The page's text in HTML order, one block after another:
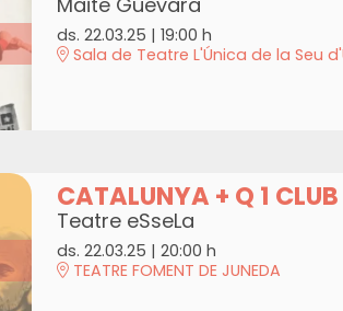
ds. 22.03.25 | 19:00 h
Sala de Teatre L'Única de la Seu
CATALUNYA + Q 1 CLUB
Teatre eSseLa
ds. 22.03.25 | 20:00 h
TEATRE FOMENT DE JUNEDA